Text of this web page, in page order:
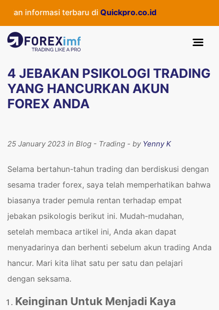
informasi terbaru diQuickpro.co.id
4 JEBAKAN PSIKOLOGI TRADING
YANG HANCURKAN AKUN
FOREX ANDA
25 January 2023 in Blog - Trading - by Yenny K
Selama bertahun-tahun trading dan berdiskusi dengan
sesama trader forex, saya telah memperhatikan bahwa
biasanya trader pemula rentan terhadap empat
jebakan psikologis berikut ini. Mudah-mudahan,
setelah membaca artikel ini, Anda akan dapat
menyadarinya dan berhenti sebelum akun trading Anda
hancur. Mari kita lihat satu per satu dan pelajari
dengan seksama.
Keinginan Untuk Menjadi Kaya